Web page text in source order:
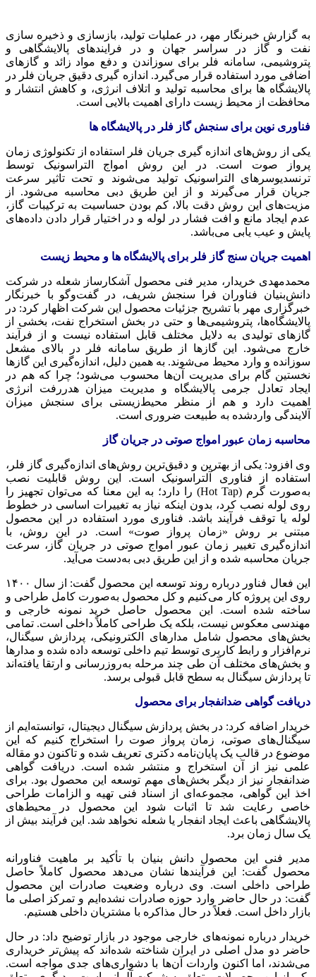
به گزارش خبرنگار مهر، در عملیات تولید، بازسازی و ذخیره سازی
نفت و گاز در سراسر جهان و در فرایندهای پالایشگاهی و
پتروشیمی، سامانه فلر برای سوزاندن و دفع مواد زائد و گازهای
اضافی مورد استفاده قرار می‌گیرد. اندازه گیری دقیق جریان فلر در
پالایشگاه ها برای محاسبه تولید و اتلاف انرژی، و کاهش انتشار و
محافظت از محیط زیست دارای اهمیت بالایی است.
فناوری نوین برای سنجش گاز فلر در پالایشگاه ها
یکی از روش‌های اندازه گیری جریان فلر استفاده از تکنولوژی زمان
پرواز صوت است. در این روش امواج التراسونیک توسط
ترنسدیوسرهای التراسونیک تولید می‌شوند و تحت تاثیر سرعت
جریان قرار می‌گیرند و از این طریق دبی محاسبه می‌شود. از
مزیت‌های این روش دقت بالا، کم بودن حساسیت به ترکیبات گاز،
عدم ایجاد مانع و افت فشار در لوله و در اختیار قرار دادن داده‌های
پایش و عیب یابی می‌باشد.
اهمیت جریان سنج گاز فلر برای پالایشگاه ها و محیط زیست
محمدمهدی خریدار، مدیر فنی محصول آشکارساز شعله در شرکت
دانش‌بنیان فناوران فرا سنجش شریف، در گفت‌وگو با خبرنگار
خبرگزاری مهر با تشریح جزئیات محصول این شرکت اظهار کرد: در
پالایشگاه‌ها، پتروشیمی‌ها و حتی در بخش استخراج نفت، بخشی از
گازهای تولیدی به دلایل مختلف قابل استفاده نیست و از فرآیند
خارج می‌شود. این گازها از طریق سامانه فلر در بالای مشعل
سوزانده و وارد محیط می‌شوند. به همین دلیل، اندازه‌گیری این گازها
نخستین گام برای مدیریت آن‌ها محسوب می‌شود؛ چرا که هم در
ایجاد تعادل جرمی پالایشگاه و مدیریت میزان هدررفت انرژی
اهمیت دارد و هم از منظر محیط‌زیستی برای سنجش میزان
آلایندگی واردشده به طبیعت ضروری است.
محاسبه زمان عبور امواج صوتی در جریان گاز
وی افزود: یکی از بهترین و دقیق‌ترین روش‌های اندازه‌گیری گاز فلر،
استفاده از فناوری آلتراسونیک است. این روش قابلیت نصب
به‌صورت گرم (Hot Tap) را دارد؛ به این معنا که می‌توان تجهیز را
روی لوله نصب کرد، بدون اینکه نیاز به تغییرات اساسی در خطوط
لوله یا توقف فرآیند باشد. فناوری مورد استفاده در این محصول
مبتنی بر روش «زمان پرواز صوت» است. در این روش، با
اندازه‌گیری تغییر زمان عبور امواج صوتی در جریان گاز، سرعت
جریان محاسبه شده و از این طریق دبی به‌دست می‌آید.
این فعال فناور درباره روند توسعه این محصول گفت: از سال ۱۴۰۰
روی این پروژه کار می‌کنیم و کل محصول به‌صورت کامل طراحی و
ساخته شده است. این محصول حاصل خرید نمونه خارجی و
مهندسی معکوس نیست، بلکه یک طراحی کاملاً داخلی است. تمامی
بخش‌های محصول شامل مدارهای الکترونیکی، پردازش سیگنال،
نرم‌افزار و رابط کاربری توسط تیم داخلی توسعه داده شده و مدارها
و بخش‌های مختلف آن طی چند مرحله به‌روزرسانی و ارتقا یافته‌اند
تا پردازش سیگنال به سطح قابل قبولی برسد.
دریافت گواهی ضدانفجار برای محصول
خریدار اضافه کرد: در بخش پردازش سیگنال دیجیتال، توانسته‌ایم از
سیگنال‌های صوتی، زمان پرواز صوت را استخراج کنیم که این
موضوع در قالب یک پایان‌نامه دکتری تعریف شده و تاکنون دو مقاله
علمی نیز از آن استخراج و منتشر شده است. دریافت گواهی
ضدانفجار نیز از دیگر بخش‌های مهم توسعه این محصول بود. برای
اخذ این گواهی، مجموعه‌ای از اسناد فنی تهیه و الزامات طراحی
خاصی رعایت شد تا اثبات شود این محصول در محیط‌های
پالایشگاهی باعث ایجاد انفجار یا شعله نخواهد شد. این فرآیند بیش از
یک سال زمان برد.
مدیر فنی این محصول دانش بنیان با تأکید بر ماهیت فناورانه
محصول گفت: این فرآیندها نشان می‌دهد محصول کاملاً حاصل
طراحی داخلی است. وی درباره وضعیت صادرات این محصول
گفت: در حال حاضر وارد حوزه صادرات نشده‌ایم و تمرکز اصلی ما
بازار داخل است. فعلاً در حال مذاکره با مشتریان داخلی هستیم.
خریدار درباره نمونه‌های خارجی موجود در بازار توضیح داد: در حال
حاضر دو مدل اصلی در ایران شناخته شده‌اند که پیش‌تر خریداری
می‌شدند، اما اکنون واردات آن‌ها با دشواری‌های جدی مواجه است.